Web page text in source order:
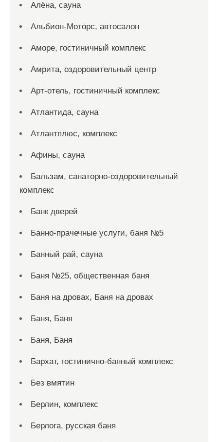
Алёна, сауна
Альбион-Моторс, автосалон
Аморе, гостиничный комплекс
Амрита, оздоровительный центр
Арт-отель, гостиничный комплекс
Атлантида, сауна
Атлантплюс, комплекс
Афины, сауна
Бальзам, санаторно-оздоровительный
комплекс
Банк дверей
Банно-прачечные услуги, баня №5
Банный рай, сауна
Баня №25, общественная баня
Баня на дровах, Баня на дровах
Баня, Баня
Баня, Баня
Бархат, гостинично-банный комплекс
Без вмятин
Берлин, комплекс
Берлога, русская баня